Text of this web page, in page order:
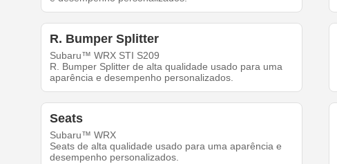
R. Bumper Splitter
Subaru™ WRX STI S209
R. Bumper Splitter de alta qualidade usado para uma
aparência e desempenho personalizados.
Seats
Subaru™ WRX
Seats de alta qualidade usado para uma aparência e
desempenho personalizados.